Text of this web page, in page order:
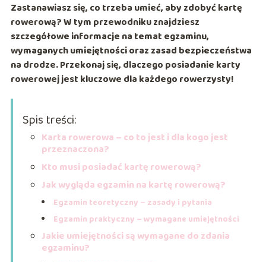
Zastanawiasz się, co trzeba umieć, aby zdobyć kartę
rowerową? W tym przewodniku znajdziesz
szczegółowe informacje na temat egzaminu,
wymaganych umiejętności oraz zasad bezpieczeństwa
na drodze. Przekonaj się, dlaczego posiadanie karty
rowerowej jest kluczowe dla każdego rowerzysty!
Spis treści:
Karta rowerowa – co to jest i dla kogo jest
przeznaczona?
Kto musi posiadać kartę rowerową?
Jak wygląda egzamin na kartę rowerową?
Egzamin teoretyczny – zasady i pytania
Egzamin praktyczny – wymagane umiejętności
Jakie umiejętności są wymagane do zdania
egzaminu?